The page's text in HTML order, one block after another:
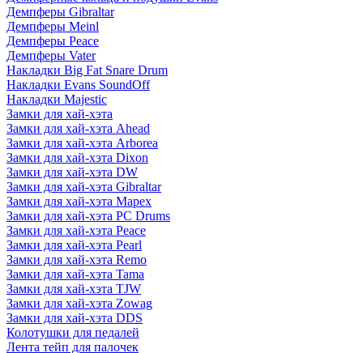
Демпферы Gibraltar
Демпферы Meinl
Демпферы Peace
Демпферы Vater
Накладки Big Fat Snare Drum
Накладки Evans SoundOff
Накладки Majestic
Замки для хай-хэта
Замки для хай-хэта Ahead
Замки для хай-хэта Arborea
Замки для хай-хэта Dixon
Замки для хай-хэта DW
Замки для хай-хэта Gibraltar
Замки для хай-хэта Mapex
Замки для хай-хэта PC Drums
Замки для хай-хэта Peace
Замки для хай-хэта Pearl
Замки для хай-хэта Remo
Замки для хай-хэта Tama
Замки для хай-хэта TJW
Замки для хай-хэта Zowag
Замки для хай-хэта DDS
Колотушки для педалей
Лента тейп для палочек